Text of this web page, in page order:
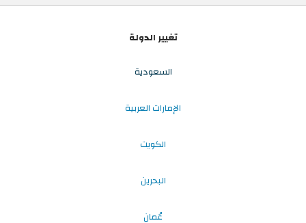
تغيير الدولة
السعودية
الإمارات العربية
الكويت
البحرين
عُمان